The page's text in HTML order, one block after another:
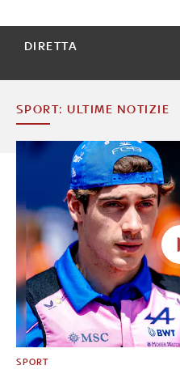
DIRETTA
SPORT: ULTIME NOTIZIE
SPORT